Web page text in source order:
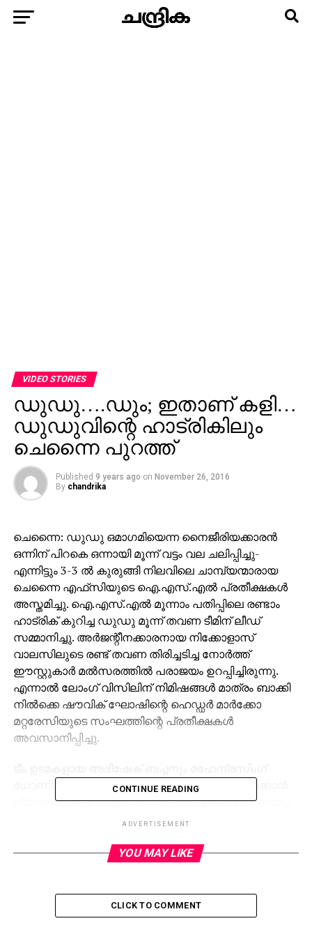
VIDEO STORIES
ഡുഡു….ഡും; ഇതാണ് കളി…
ഡുഡുവിന്റെ ഹാട്രികിലും
ചെന്നൈ പുറത്ത്
Published 9 years ago on November 26, 2016
By chandrika
ചെന്നൈ: ഡുഡു ഒമാഗമിയെന്ന നൈജീരിയക്കാരന്‍
ഒന്നിന് പിറകെ ഒന്നായി മൂന്ന് വട്ടം വല ചലിപ്പിച്ചു-
എന്നിട്ടും 3-3 ല്‍ കുരുങ്ങി നിലവിലെ ചാമ്പ്യന്മാരായ
ചെന്നൈ എഫ്‌സിയുടെ ഐ.എസ്.എല്‍ പ്രതീക്ഷകള്‍
അസ്തമിച്ചു. ഐ.എസ്.എല്‍ മൂന്നാം പതിപ്പിലെ രണ്ടാം
ഹാട്രിക് കുറിച്ച ഡുഡു മൂന്ന് തവണ ടീമിന് ലീഡ്
സമ്മാനിച്ചു. അര്‍ജന്റീനക്കാരനായ നിക്കോളാസ്
വാലസിലുടെ രണ്ട് തവണ തിരിച്ചടിച്ച നോര്‍ത്ത്
ഈസ്റ്റുകാര്‍ മല്‍സരത്തില്‍ പരാജയം ഉറപ്പിച്ചിരുന്നു.
എന്നാല്‍ ലോംഗ് വിസിലിന് നിമിഷങ്ങള്‍ മാത്രം ബാക്കി
നില്‍ക്കെ ഷൗവിക് ഘോഷിന്റെ ഹെഡ്ഡര്‍ മാര്‍ക്കോ
മറ്റരേസിയുടെ സംഘത്തിന്റെ പ്രതീക്ഷകള്‍
അവസാനിപ്പിച്ചു.
ധോണിയുമെല്ലാം ആവേശപ്പോരാട്ടം ആസ്വദിക്കാന്‍
ഗ്യാലറിയിലുണ്ടായിരുന്നു. ഡുഡു എല്ലാവരുടെയും
പ്രതീക്ഷകള്‍ക്കൊപ്പം കളം നിറയുകയും ചെയ്തു.
അവസാന നിമിഷം പിഴച്ച ചെന്നൈക്കാര്‍ ഇപ്പോള്‍
അതില്‍ ജയിച്ചിട്ടും കാര്യമില്ല. അതേ സമയം
നോര്‍ത്തുകാര്‍ 15 പോയന്റുമായി അഞ്ചാം
CONTINUE READING
ADVERTISEMENT
YOU MAY LIKE
CLICK TO COMMENT